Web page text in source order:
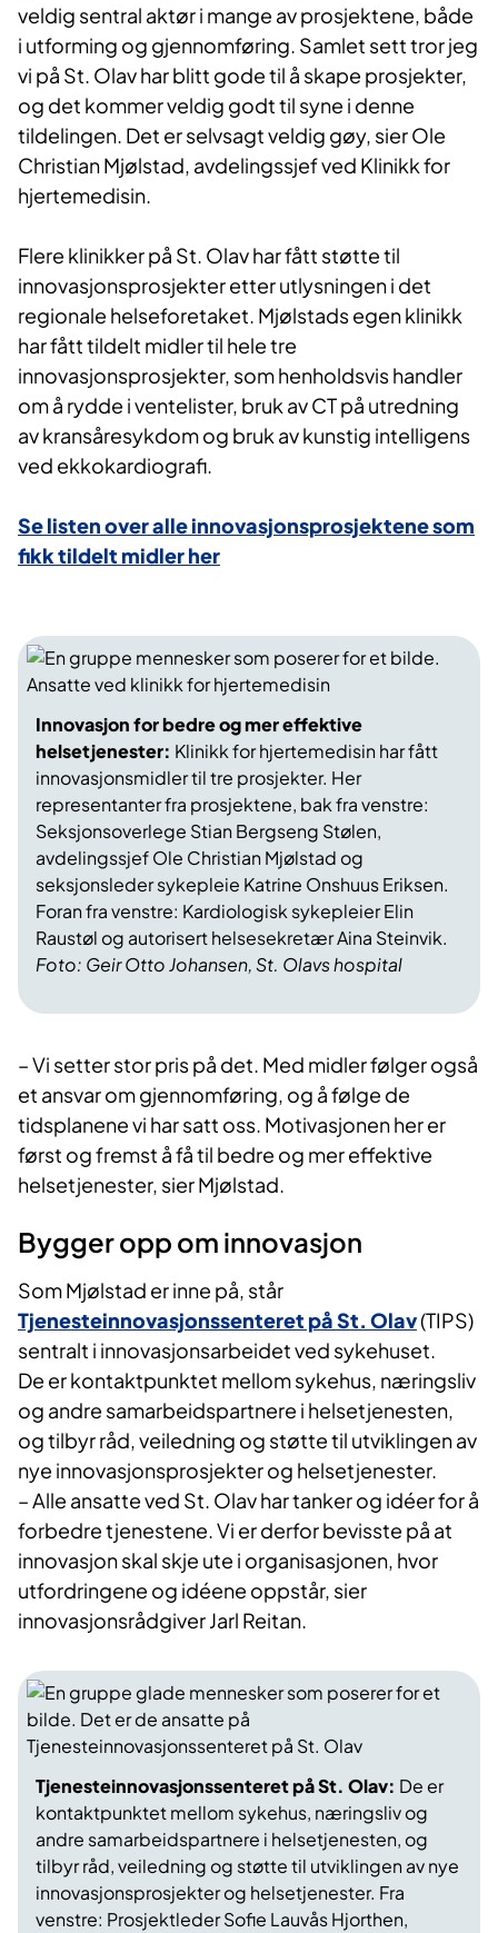
veldig sentral aktør i mange av prosjektene, både
i utforming og gjennomføring. Samlet sett tror jeg
vi på St. Olav har blitt gode til å skape prosjekter,
og det kommer veldig godt til syne i denne
tildelingen. Det er selvsagt veldig gøy, sier Ole
Christian Mjølstad, avdelingssjef ved Klinikk for
hjertemedisin.
Flere klinikker på St. Olav har fått støtte til
innovasjonsprosjekter etter utlysningen i det
regionale helseforetaket. Mjølstads egen klinikk
har fått tildelt midler til hele tre
innovasjonsprosjekter, som henholdsvis handler
om å rydde i ventelister, bruk av CT på utredning
av kransåresykdom og bruk av kunstig intelligens
ved ekkokardiografi.
Se listen over alle innovasjonsprosjektene som
fikk tildelt midler her
Foto: Geir Otto Johansen, St. Olavs hospital
Innovasjon for bedre og mer effektive
helsetjenester: Klinikk for hjertemedisin har fått
innovasjonsmidler til tre prosjekter. Her
representanter fra prosjektene, bak fra venstre:
Seksjonsoverlege Stian Bergseng Stølen,
avdelingssjef Ole Christian Mjølstad og
seksjonsleder sykepleie Katrine Onshuus Eriksen.
Foran fra venstre: Kardiologisk sykepleier Elin
Raustøl og autorisert helsesekretær Aina Steinvik.
– Vi setter stor pris på det. Med midler følger også
et ansvar om gjennomføring, og å følge de
tidsplanene vi har satt oss. Motivasjonen her er
først og fremst å få til bedre og mer effektive
helsetjenester, sier Mjølstad.
Bygger opp om innovasjon
Som Mjølstad er inne på, står
Tjenesteinnovasjonssenteret på St. Olav(TIPS)
sentralt i innovasjonsarbeidet ved sykehuset.
De er kontaktpunktet mellom sykehus, næringsliv
og andre samarbeidspartnere i helsetjenesten,
og tilbyr råd, veiledning og støtte til utviklingen av
nye innovasjonsprosjekter og helsetjenester.
– Alle ansatte ved St. Olav har tanker og idéer for å
forbedre tjenestene. Vi er derfor bevisste på at
innovasjon skal skje ute i organisasjonen, hvor
utfordringene og idéene oppstår, sier
innovasjonsrådgiver Jarl Reitan.
Tjenesteinnovasjonssenteret på St. Olav: De er
kontaktpunktet mellom sykehus, næringsliv og
andre samarbeidspartnere i helsetjenesten, og
tilbyr råd, veiledning og støtte til utviklingen av nye
innovasjonsprosjekter og helsetjenester. Fra
venstre: Prosjektleder Sofie Lauvås Hjorthen,